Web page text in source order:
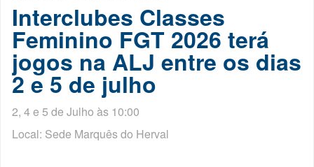
Interclubes Classes
Feminino FGT 2026 terá
jogos na ALJ entre os dias
2 e 5 de julho
2, 4 e 5 de Julho às 10:00
Local: Sede Marquês do Herval